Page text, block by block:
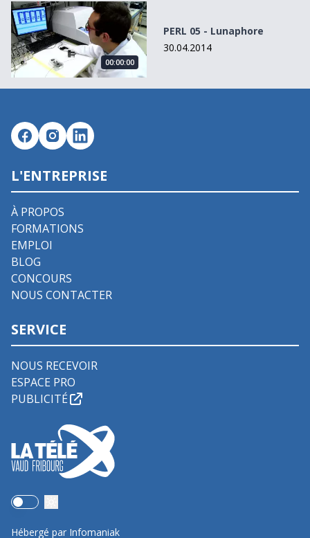
PERL 05 - Lunaphore
00:00:00
PERL 05 - Lunaphore
30.04.2014
L'ENTREPRISE
À PROPOS
FORMATIONS
EMPLOI
BLOG
CONCOURS
NOUS CONTACTER
SERVICE
NOUS RECEVOIR
ESPACE PRO
PUBLICITÉ
Use setting
Hébergé par Infomaniak